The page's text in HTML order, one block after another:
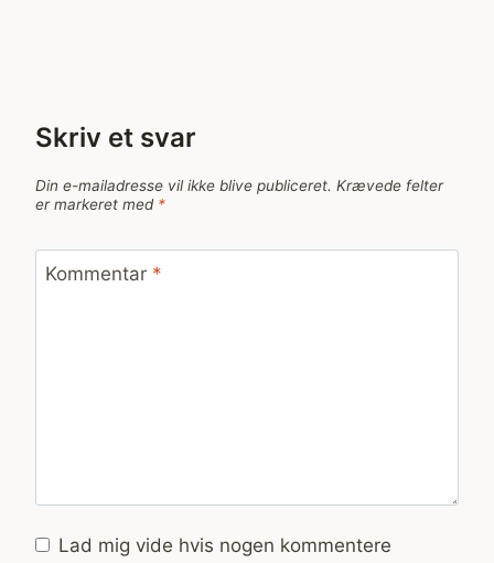
Skriv et svar
Din e-mailadresse vil ikke blive publiceret. Krævede felter
er markeret med *
Kommentar *
Lad mig vide hvis nogen kommentere